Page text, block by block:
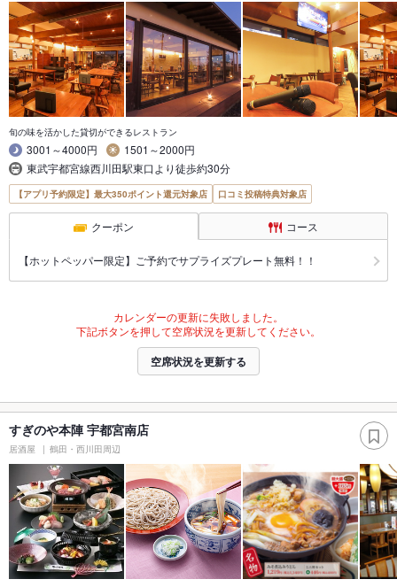
旬の味を活かした貸切ができるレストラン
3001～4000円
1501～2000円
東武宇都宮線西川田駅東口より徒歩約30分
【アプリ予約限定】最大350ポイント還元対象店 口コミ投稿特典対象店
クーポン コース
【ホットペッパー限定】ご予約でサプライズプレート無料！！
カレンダーの更新に失敗しました。
下記ボタンを押して空席状況を更新してください。
空席状況を更新する
すぎのや本陣 宇都宮南店
居酒屋 鶴田・西川田周辺